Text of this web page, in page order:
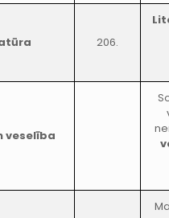
206.
veselība